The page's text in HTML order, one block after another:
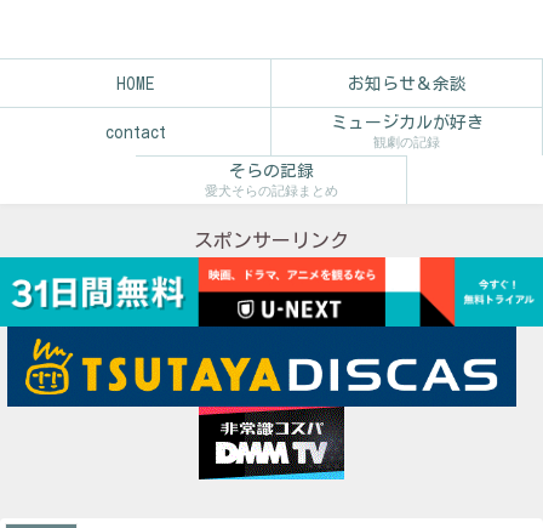
HOME お知らせ＆余談
contact
ミュージカルが好き
観劇の記録
そらの記録
愛犬そらの記録まとめ
スポンサーリンク